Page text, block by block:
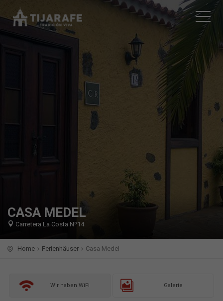
CASA MEDEL
Carretera La Costa Nº14
Home Ferienhäuser Casa Medel
Wir haben WiFi Galerie